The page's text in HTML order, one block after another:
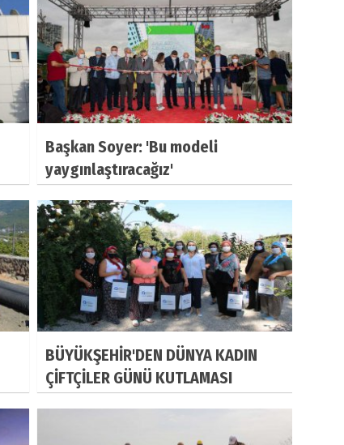
Başkan Soyer: 'Bu modeli
yaygınlaştıracağız'
BÜYÜKŞEHİR'DEN DÜNYA KADIN
ÇİFTÇİLER GÜNÜ KUTLAMASI